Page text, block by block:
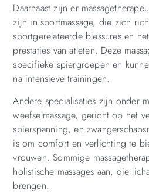
Daarnaast zijn er
zijn in sportmassage, die zich
sportgerelateerde blessures en
prestaties van atleten. Deze
specifieke spiergroepen en
na intensieve trainingen.
Andere specialisaties zijn onder
weefselmassage, gericht op het
spierspanning, en
is om comfort en verlichting te
vrouwen. Sommige
holistische massages aan, die
brengen.